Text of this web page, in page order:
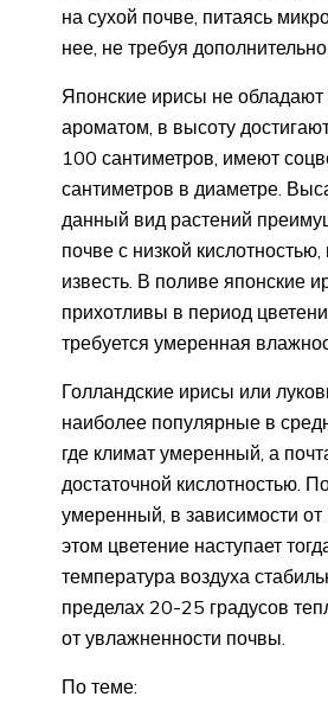
на сухой почве, питаясь
нее, не требуя
Японские ирисы не обладают
ароматом, в высоту
100 сантиметров, имеют
сантиметров в диаметре.
данный вид растений
почве с низкой
известь. В поливе японские
прихотливы в период
требуется умеренная
Голландские ирисы или
наиболее популярные в
где климат умеренный, а
достаточной кислотностью.
умеренный, в зависимости
этом цветение наступает
температура воздуха
пределах 20-25 градусов
от увлажненности почвы.
По теме: